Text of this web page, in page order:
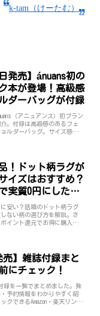
k-tam（けーたむ）
発売】ánuans初の
本が登場！高級感
ダーバッグが付録
（アニュアンス）初ブラン
。付録は高級感のあるフェ
ルダーバッグ。サイズ感や
！ドット柄ラグが
イズはおすすめ？
実質0円にした方
安い？話題のドット柄ラグ
ない柄の選び方を解説。さ
イント還元でお得に購入す
売】雑誌付録まと
にチェック！
録を一覧でまとめました。発
予約情報をわかりやすく紹
クできるAmazon・楽天リンク